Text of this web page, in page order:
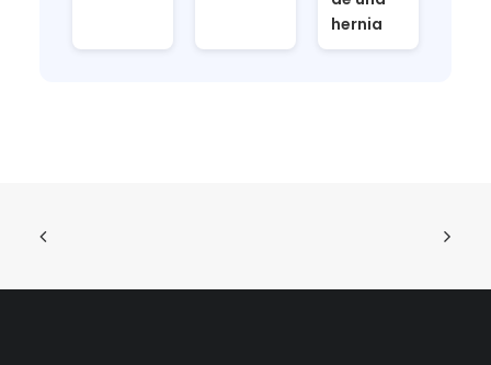
hernia